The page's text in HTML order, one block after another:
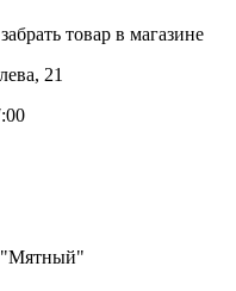
товар в магазине
21
"Мятный"